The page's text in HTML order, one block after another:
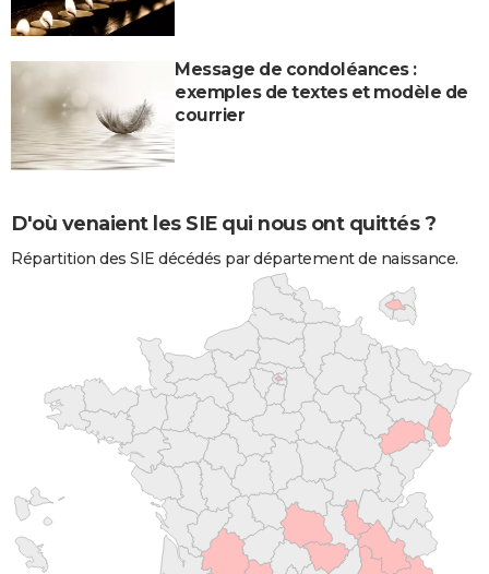
Message de condoléances :
exemples de textes et modèle de
courrier
D'où venaient les SIE qui nous ont quittés ?
Répartition des SIE décédés par département de naissance.